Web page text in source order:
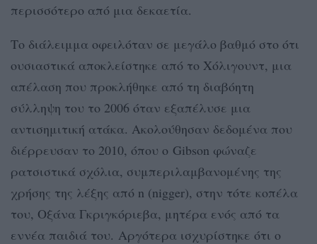
περισσότερο από μια δεκαετία.
Το διάλειμμα οφειλόταν σε μεγάλο βαθμό στο ότι
ουσιαστικά αποκλείστηκε από το Χόλιγουντ, μια
απέλαση που προκλήθηκε από τη διαβόητη
σύλληψη του το 2006 όταν εξαπέλυσε μια
αντισημιτική ατάκα. Ακολούθησαν δεδομένα που
διέρρευσαν το 2010, όπου ο Gibson φώναζε
ρατσιστικά σχόλια, συμπεριλαμβανομένης της
χρήσης της λέξης από n (nigger), στην τότε κοπέλα
του, Οξάνα Γκριγκόριεβα, μητέρα ενός από τα
εννέα παιδιά του. Αργότερα ισχυρίστηκε ότι ο